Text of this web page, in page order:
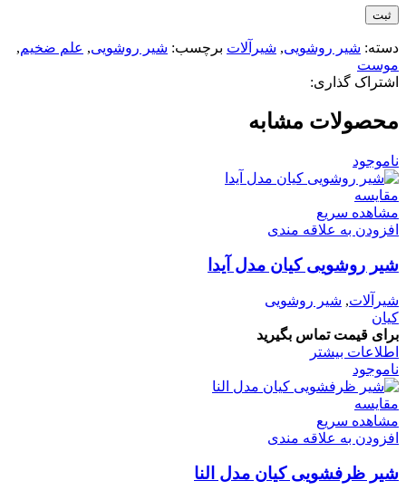
دسته: شیر روشویی, شیرآلات برچسب: شیر روشویی, علم ضخیم,
موست
اشتراک گذاری:
محصولات مشابه
ناموجود
مقایسه
مشاهده سریع
افزودن به علاقه مندی
شیر روشویی کیان مدل آیدا
شیرآلات, شیر روشویی
کیان
برای قیمت تماس بگیرید
اطلاعات بیشتر
ناموجود
مقایسه
مشاهده سریع
افزودن به علاقه مندی
شیر ظرفشویی کیان مدل النا